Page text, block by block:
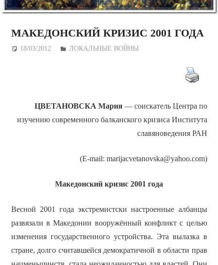
МАКЕДОНСКИЙ КРИЗИС 2001 ГОДА
18/03/2012 Дежурный по Редакции
ЛОКАЛЬНЫЕ ВОЙНЫ
ЦВЕТАНОВСКА Мария— соискатель Центра по
изучению современного балканского кризиса Института
славяноведения РАН
(E-mail: marijacvetanovska@yahoo.com)
Македонский кризис 2001 года
Весной 2001 года экстремистски настроенные албанцы
развязали в Македонии вооружённый конфликт с целью
изменения государственного устройства. Эта вылазка в
стране, долго считавшейся демократичной в области прав